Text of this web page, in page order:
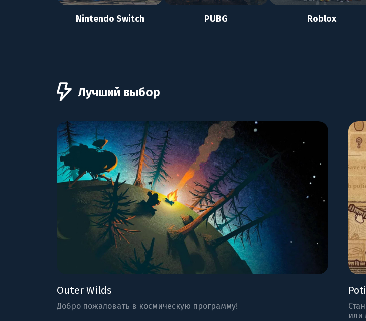
Nintendo Switch PUBG Roblox
Лучший выбор
Outer Wilds
Добро пожаловать в космическую программу!
или